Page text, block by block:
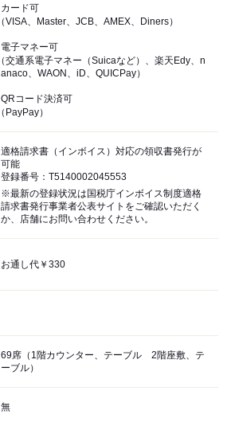
カード可
（VISA、Master、JCB、AMEX、Diners）
電子マネー可
（交通系電子マネー（Suicaなど）、楽天Edy、n
anaco、WAON、iD、QUICPay）
QRコード決済可
（PayPay）
適格請求書（インボイス）対応の領収書発行が
可能
登録番号：T5140002045553
※最新の登録状況は国税庁インボイス制度適格
請求書発行事業者公表サイトをご確認いただく
か、店舗にお問い合わせください。
お通し代￥330
69席（1階カウンター、テーブル 2階座敷、テ
ーブル）
無